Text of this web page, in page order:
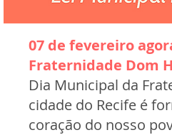
07 de fevereiro
Fraternidade Dom
Dia Municipal da
cidade do Recife é
coração do nosso